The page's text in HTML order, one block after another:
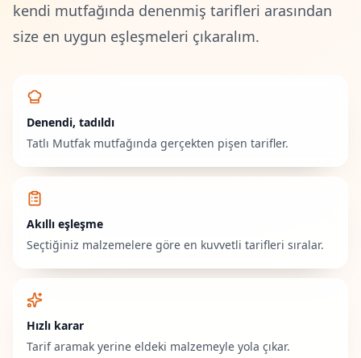
kendi mutfağında denenmiş tarifleri arasından
size en uygun eşleşmeleri çıkaralım.
Denendi, tadıldı
Tatlı Mutfak mutfağında gerçekten pişen tarifler.
Akıllı eşleşme
Seçtiğiniz malzemelere göre en kuvvetli tarifleri sıralar.
Hızlı karar
Tarif aramak yerine eldeki malzemeyle yola çıkar.